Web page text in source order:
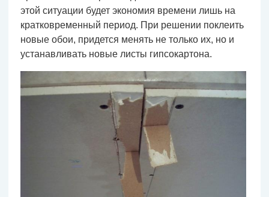
этой ситуации будет экономия времени лишь на
кратковременный период. При решении поклеить
новые обои, придется менять не только их, но и
устанавливать новые листы гипсокартона.